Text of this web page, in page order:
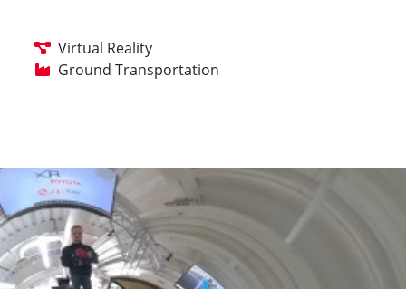
Virtual Reality
Ground Transportation